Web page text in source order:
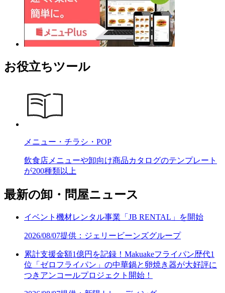
お役立ちツール
メニュー・チラシ・POP
飲食店メニューや卸向け商品カタログのテンプレート
が200種類以上
最新の卸・問屋ニュース
イベント機材レンタル事業「JB RENTAL」を開始
2026/08/07提供：ジェリービーンズグループ
累計支援金額1億円を記録！Makuakeフライパン歴代1
位「ゼロフライパン」の中華鍋と卵焼き器が大好評に
つきアンコールプロジェクト開始！